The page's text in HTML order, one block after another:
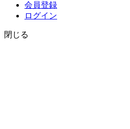
会員登録
ログイン
閉じる